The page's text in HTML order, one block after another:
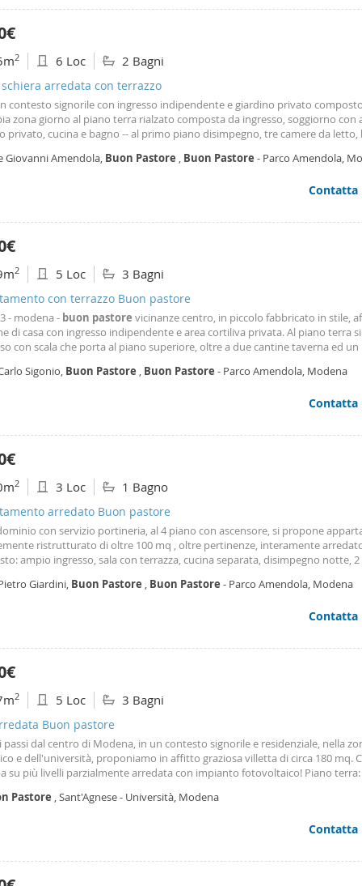
ben servita e tranquilla, senza rinunciare alla vicinanza al centro città.
2 6 Loc 2 Bagni
arredata con terrazzo
contesto signorile con ingresso indipendente e giardino privato
zona giorno al piano terra rialzato composta da ingresso, soggiorno con
privato, cucina e bagno -- al primo piano disimpegno, tre camere da letto,
- completa la proprietà un posto auto riservato - valutiamo
a favore della proprietà Per informazioni geometra bevini luca
Giovanni Amendola, Buon Pastore , Buon Pastore - Parco Amendola,
Contatta
2 5 Loc 3 Bagni
con terrazzo Buon pastore
- modena - buon pastore vicinanze centro, in piccolo fabbricato in stile,
di casa con ingresso indipendente e area cortiliva privata. Al piano terra
con scala che porta al piano superiore, oltre a due cantine taverna ed un
da cui si accede ad
Sigonio, Buon Pastore , Buon Pastore - Parco Amendola, Modena
Contatta
2 3 Loc 1 Bagno
arredato Buon pastore
con servizio portineria, al 4 piano con ascensore, si propone
ristrutturato di oltre 100 mq , oltre pertinenze, interamente
ampio ingresso, sala con terrazza, cucina separata, disimpegno notte,
in legno. Impianto centralizzato di climatizzazione (freddo) su tutte le
Giardini, Buon Pastore , Buon Pastore - Parco Amendola, Modena
Contatta
2 5 Loc 3 Bagni
Buon pastore
passi dal centro di Modena, in un contesto signorile e residenziale, nella
e dell'università, proponiamo in affitto graziosa villetta di circa 180 mq.
su più livelli parzialmente arredata con impianto fotovoltaico! Piano
angolo lavanderia e cucina abitabile completa di arredamento
ambiente per vivere al meglio gli spazi esterni. Piano Primo: ampio
Piano Secondo : ampio disimpegno sfruttabile, 2 camere, bagno con
Pastore , Sant'Agnese - Università, Modena
Contatta